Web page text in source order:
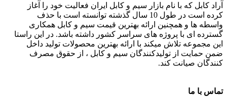
آراد کابل که با نام بازار سیم و کابل ایران فعالیت خود را آغاز
کرده است در طول 10 سال گذشته توانسته است با حذف
واسطه ها و همچنین ارائه بهترین قیمت سیم و کابل همکاری
گسترده ای با پروژه های سراسر کشور داشته باشد. در این راستا
این مجموعه تلاش میکند با ارائه بهترین محصولات تولید داخل
ضمن حمایت از تولیدکنندگان سیم و کابل ، از حقوق مصرف
کنندگان صیانت کند.
تماس با ما